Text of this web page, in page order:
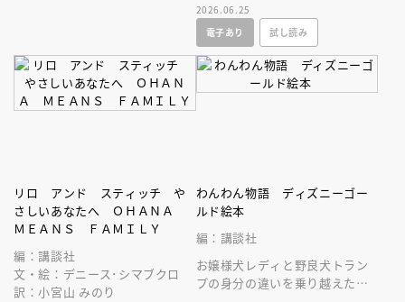
い！ キャラクター紹介もある
よ♪
2026.06.25
電子あり
試し読み
リロ アンド スティッチ や
さしいあなたへ ＯＨＡＮＡ
ＭＥＡＮＳ ＦＡＭＩＬＹ
編：講談社
文・絵：デニース･シマブクロ
訳：小宮山 みのり
わんわん物語 ディズニーゴー
ルド絵本
編：講談社
お嬢様犬レディと野良犬トラン
プの身分の違いを乗り越えた恋